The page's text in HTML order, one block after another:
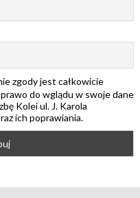
zgody jest całkowicie
do wglądu w swoje dane
Kolei ul. J. Karola
ich poprawiania.